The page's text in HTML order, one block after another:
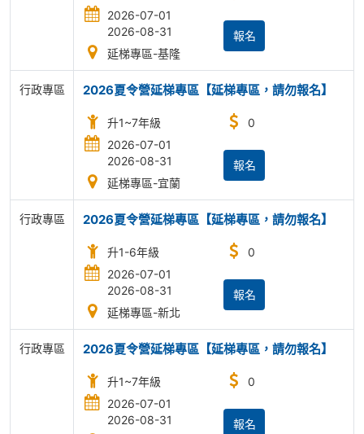
2026-07-01
2026-08-31
延梯專區-基隆
報名
行政專區 2026夏令營延梯專區【延梯專區，請勿報名】
升1~7年級
2026-07-01
2026-08-31
延梯專區-宜蘭
0
報名
行政專區 2026夏令營延梯專區【延梯專區，請勿報名】
升1-6年級
2026-07-01
2026-08-31
延梯專區-新北
0
報名
行政專區 2026夏令營延梯專區【延梯專區，請勿報名】
升1~7年級
2026-07-01
2026-08-31
0
報名